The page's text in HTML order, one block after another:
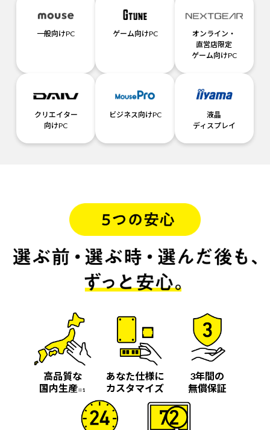
一般向けPC ゲーム向けPC
オンライン・
直営店限定
ゲーム向けPC
クリエイター
向けPC
ビジネス向けPC
液晶
ディスプレイ
高品質な
国内生産※1
あなた仕様に
カスタマイズ
3年間の
無償保証